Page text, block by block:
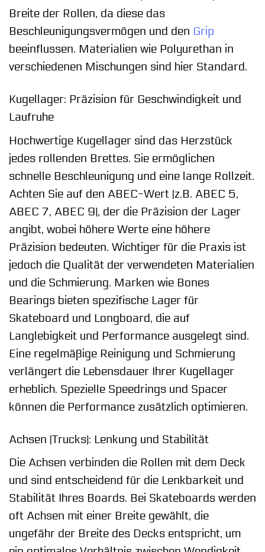
Breite der Rollen, da diese das
Beschleunigungsvermögen und den Grip
beeinflussen. Materialien wie Polyurethan in
verschiedenen Mischungen sind hier Standard.
Kugellager: Präzision für Geschwindigkeit und
Laufruhe
Hochwertige Kugellager sind das Herzstück
jedes rollenden Brettes. Sie ermöglichen
schnelle Beschleunigung und eine lange Rollzeit.
Achten Sie auf den ABEC-Wert (z.B. ABEC 5,
ABEC 7, ABEC 9), der die Präzision der Lager
angibt, wobei höhere Werte eine höhere
Präzision bedeuten. Wichtiger für die Praxis ist
jedoch die Qualität der verwendeten Materialien
und die Schmierung. Marken wie Bones
Bearings bieten spezifische Lager für
Skateboard und Longboard, die auf
Langlebigkeit und Performance ausgelegt sind.
Eine regelmäßige Reinigung und Schmierung
verlängert die Lebensdauer Ihrer Kugellager
erheblich. Spezielle Speedrings und Spacer
können die Performance zusätzlich optimieren.
Achsen (Trucks): Lenkung und Stabilität
Die Achsen verbinden die Rollen mit dem Deck
und sind entscheidend für die Lenkbarkeit und
Stabilität Ihres Boards. Bei Skateboards werden
oft Achsen mit einer Breite gewählt, die
ungefähr der Breite des Decks entspricht, um